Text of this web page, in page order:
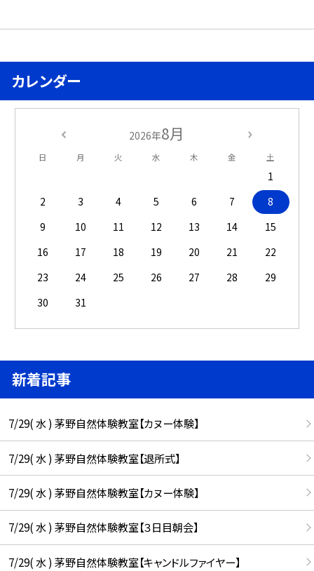
カレンダー
2026年8月
日 月 火 水 木 金 土
1
2
3 4 5 6 7
8
9
10 11 12 13 14
15
16
17 18 19 20 21
22
23
24 25 26 27 28
29
30
31
新着記事
7/29( 水 ) 茅野自然体験教室【カヌー体験】
7/29( 水 ) 茅野自然体験教室【退所式】
7/29( 水 ) 茅野自然体験教室【カヌー体験】
7/29( 水 ) 茅野自然体験教室【３日目朝会】
7/29( 水 ) 茅野自然体験教室【キャンドルファイヤー】